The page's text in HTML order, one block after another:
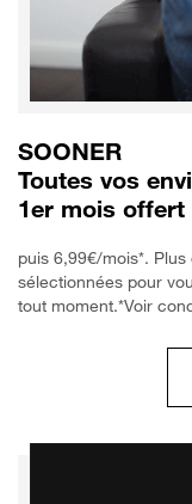
SOONER
Toutes vos
1er mois offert
puis 6,99€/mois*.
sélectionnées pour
tout moment.*Voir